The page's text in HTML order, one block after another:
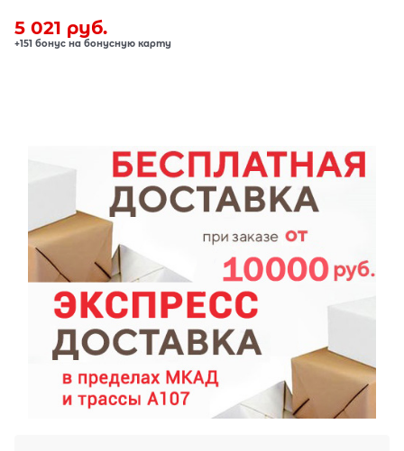
5 021 руб.
+151 бонус на бонусную карту